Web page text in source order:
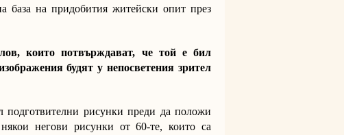
база на придобития житейски опит през
които потвърждават, че той е бил
будят у непосветения зрител
рисунки преди да положи
негови рисунки от 60-те, които са